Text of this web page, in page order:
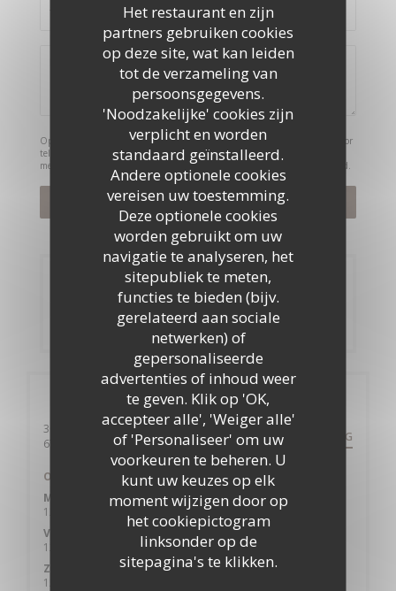
Het restaurant en zijn
partners gebruiken cookies
op deze site, wat kan leiden
tot de verzameling van
persoonsgegevens.
'Noodzakelijke' cookies zijn
verplicht en worden
standaard geïnstalleerd.
Andere optionele cookies
vereisen uw toestemming.
Deze optionele cookies
worden gebruikt om uw
navigatie te analyseren, het
sitepubliek te meten,
functies te bieden (bijv.
gerelateerd aan sociale
netwerken) of
gepersonaliseerde
advertenties of inhoud weer
te geven. Klik op 'OK,
accepteer alle', 'Weiger alle'
of 'Personaliseer' om uw
voorkeuren te beheren. U
kunt uw keuzes op elk
moment wijzigen door op
het cookiepictogram
linksonder op de
sitepagina's te klikken.
Op grond van de privacywetgeving heeft u het recht om u af te melden voor
telefonische marketing via het Bel-me-niet Register:bel-me-niet.nl
meer informatie over hoe wij uw gegevens verwerken, zie ons
privacybeleid.
Reservering
RESERVEER EEN TAFEL
Algemene informatie
305 Route de Lyon
67400 Illkirch-Graffenstaden((opent in een nieuw venster))
ROUTEBESCHRIJVING
Openingstijden
Maa
12:00 - 14:00
Vri
12:00 - 14:00
19:00 - 22:30
Zondag
12:00 - 14:00